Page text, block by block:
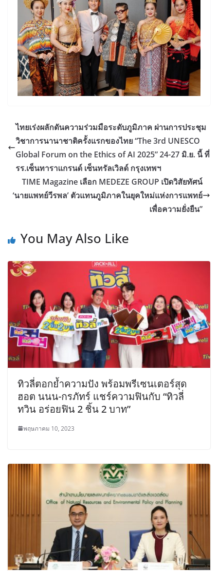
ไทยเร่งผลักดันความร่วมมือระดับภูมิภาค ผ่านการประชุม
วิชาการนานาชาติครั้งแรกของไทย “The 3rd UNESCO
Global Forum on the Ethics of AI 2025” 24-27 มิ.ย. นี้ ที่
รร.เซ็นทาราแกรนด์ เซ็นทรัลเวิลด์ กรุงเทพฯ
TIME Magazine เลือก MEDEZE GROUP เปิดวิสัยทัศน์
‘นายแพทย์วีรพล’ ตัวแทนภูมิภาคในยุคใหม่แห่งการแพทย์
เพื่อความยั่งยืน”
You May Also Like
ทิวลี่ตอกย้ำความปัง พร้อมพรีเซนเตอร์สุด
ฮอต นนน-กรภัทร์ แชร์ความฟินกับ “ทิวลี่
ทวิน อร่อยฟิน 2 ชิ้น 2 บาท”
พฤษภาคม 10, 2023